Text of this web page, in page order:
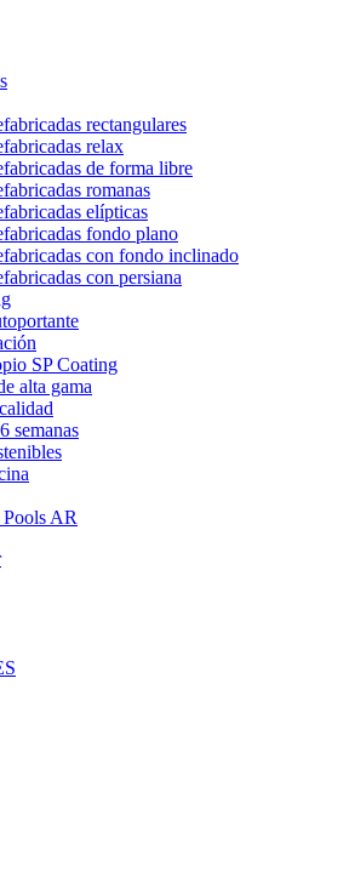
rectangulares
relax
de forma libre
romanas
elípticas
fondo plano
con fondo inclinado
con persiana
SP Coating
alta gama
semanas
Pools AR